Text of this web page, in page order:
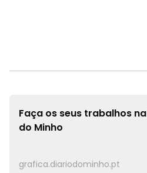
Faça os seus trabalhos na
do Minho
grafica.diariodominho.pt